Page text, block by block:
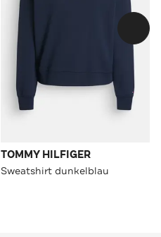
TOMMY HILFIGER
Sweatshirt dunkelblau